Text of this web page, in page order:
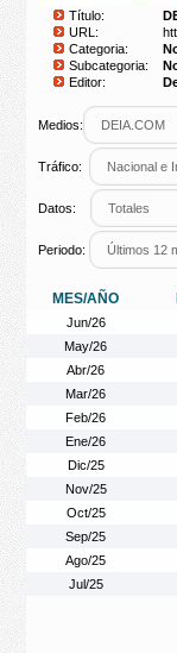
Título:
URL:
Categoria:
Subcategoria:
Editor:
Medios:
Tráfico:
Datos:
Periodo:
MES/AÑO
Jun/26
May/26
Abr/26
Mar/26
Feb/26
Ene/26
Dic/25
Nov/25
Oct/25
Sep/25
Ago/25
Jul/25